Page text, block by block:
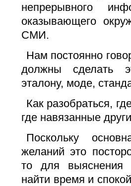
непрерывного
оказывающего
СМИ.
Нам постоянно
должны сделать
эталону, моде,
Как разобраться,
где навязанные
Поскольку
желаний это
то для выяснения
найти время и